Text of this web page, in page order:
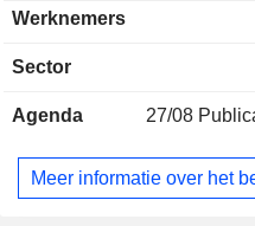
waarde ligt.
Werknemers
Sector
Agenda 27/08
Meer informatie over het